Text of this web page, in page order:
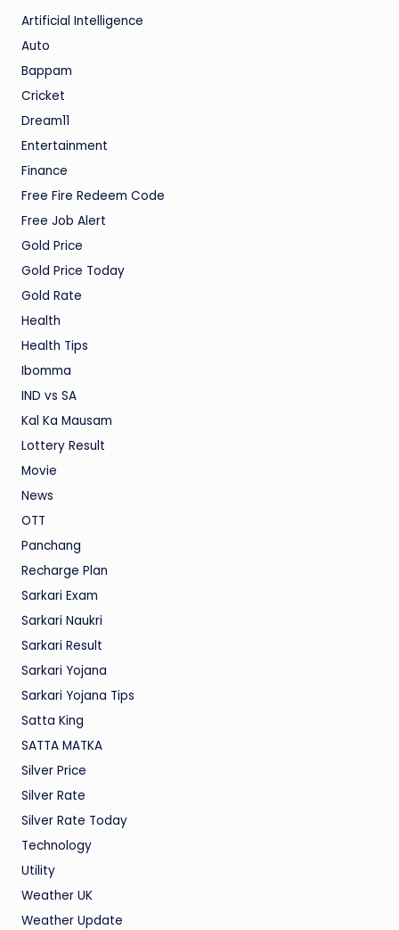
Artificial Intelligence
Auto
Bappam
Cricket
Dream11
Entertainment
Finance
Free Fire Redeem Code
Free Job Alert
Gold Price
Gold Price Today
Gold Rate
Health
Health Tips
Ibomma
IND vs SA
Kal Ka Mausam
Lottery Result
Movie
News
OTT
Panchang
Recharge Plan
Sarkari Exam
Sarkari Naukri
Sarkari Result
Sarkari Yojana
Sarkari Yojana Tips
Satta King
SATTA MATKA
Silver Price
Silver Rate
Silver Rate Today
Technology
Utility
Weather UK
Weather Update